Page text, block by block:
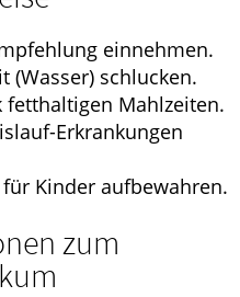
einnehmen.
(Wasser) schlucken.
Mahlzeiten.
Erkrankungen
Kinder aufbewahren.
zum